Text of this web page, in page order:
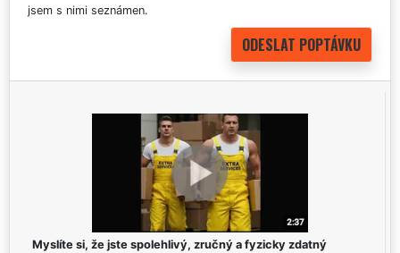
jsem s nimi seznámen.
Myslíte si, že jste spolehlivý, zručný a fyzicky zdatný